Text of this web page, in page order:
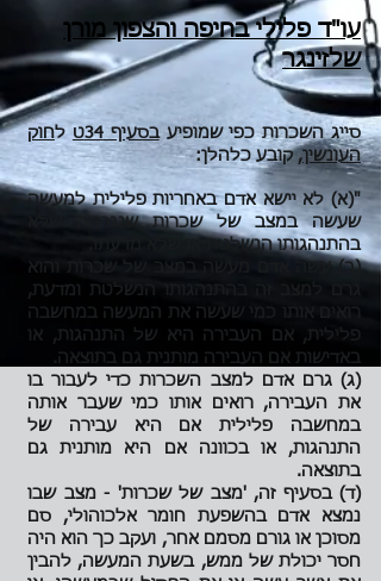
עו"ד פלילי בחיפה והצפון מורן
שלזינגר
סייג השכרות כפי שמופיעבסעיף 34ט לחוק
העונשין, קובע כלהלן:
"(א) לא יישא אדם באחריות פלילית למעשה
שעשה במצב של שכרות שנגרמה שלא
בהתנהגותו הנשלטת או שלא מדעתו.
(ב) עשה אדם מעשה במצב של שכרות והוא
גרם למצב זה בהתנהגותו הנשלטת ומדעת,
רואים אותו כמי שעשה את המעשה במחשבה
פלילית, אם העבירה היא של התנהגות, או
באדישות אם העבירה מותנית גם בתוצאה.
(ג) גרם אדם למצב השכרות כדי לעבור בו
את העבירה, רואים אותו כמי שעבר אותה
במחשבה פלילית אם היא עבירה של
התנהגות, או בכוונה אם היא מותנית גם
בתוצאה.
(ד) בסעיף זה, 'מצב של שכרות' - מצב שבו
נמצא אדם בהשפעת חומר אלכוהולי, סם
מסוכן או גורם מסמם אחר, ועקב כך הוא היה
חסר יכולת של ממש, בשעת המעשה, להבין